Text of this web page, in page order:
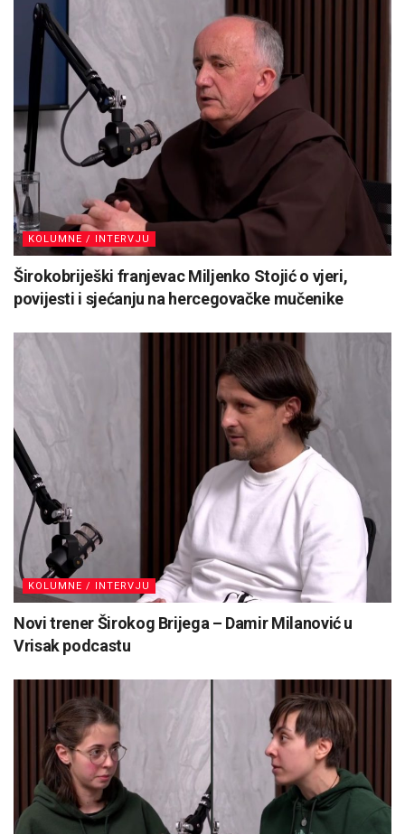
KOLUMNE / INTERVJU
Širokobriješki franjevac Miljenko Stojić o vjeri,
povijesti i sjećanju na hercegovačke mučenike
KOLUMNE / INTERVJU
Novi trener Širokog Brijega – Damir Milanović u
Vrisak podcastu